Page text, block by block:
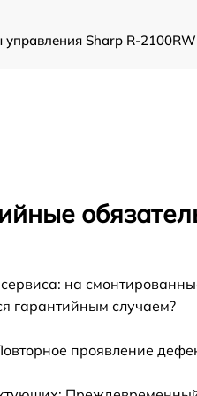
Sharp R-2100RW
Sharp R-2100RW
управления Sharp R-2100RW
сервиса: на
гарантийным случаем?
проявление